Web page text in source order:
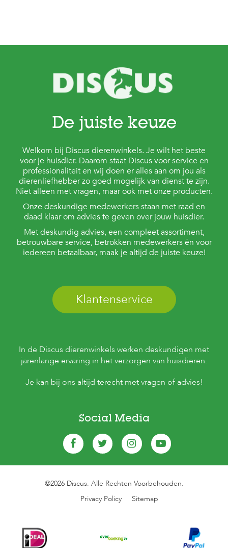
De juiste keuze
Welkom bij Discus dierenwinkels. Je wilt het beste
voor je huisdier. Daarom staat Discus voor service en
professionaliteit en wij doen er alles aan om jou als
dierenliefhebber zo goed mogelijk van dienst te zijn.
Niet alleen met vragen, maar ook met onze producten.
Onze deskundige medewerkers staan met raad en
daad klaar om advies te geven over jouw huisdier.
Met deskundig advies, een compleet assortiment,
betrouwbare service, betrokken medewerkers én voor
iedereen betaalbaar, maak je altijd de juiste keuze!
Klantenservice
In de Discus dierenwinkels werken deskundigen met
jarenlange ervaring in het verzorgen van huisdieren.
Je kan bij ons altijd terecht met vragen of advies!
Social Media
©2026 Discus. Alle Rechten Voorbehouden.
Privacy Policy
Sitemap